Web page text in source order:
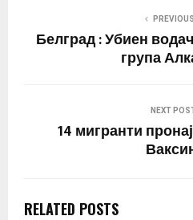
Белград : Убиен
група
NEXT
14 мигранти
RELATED POSTS